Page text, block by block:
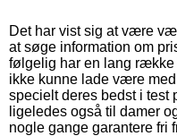
Det har vist sig at være
at søge information om
følgelig har en lang række
ikke kunne lade være
specielt deres bedst i test
ligeledes også til damer
nogle gange garantere fri